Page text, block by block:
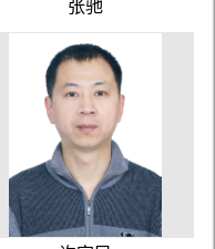
张驰